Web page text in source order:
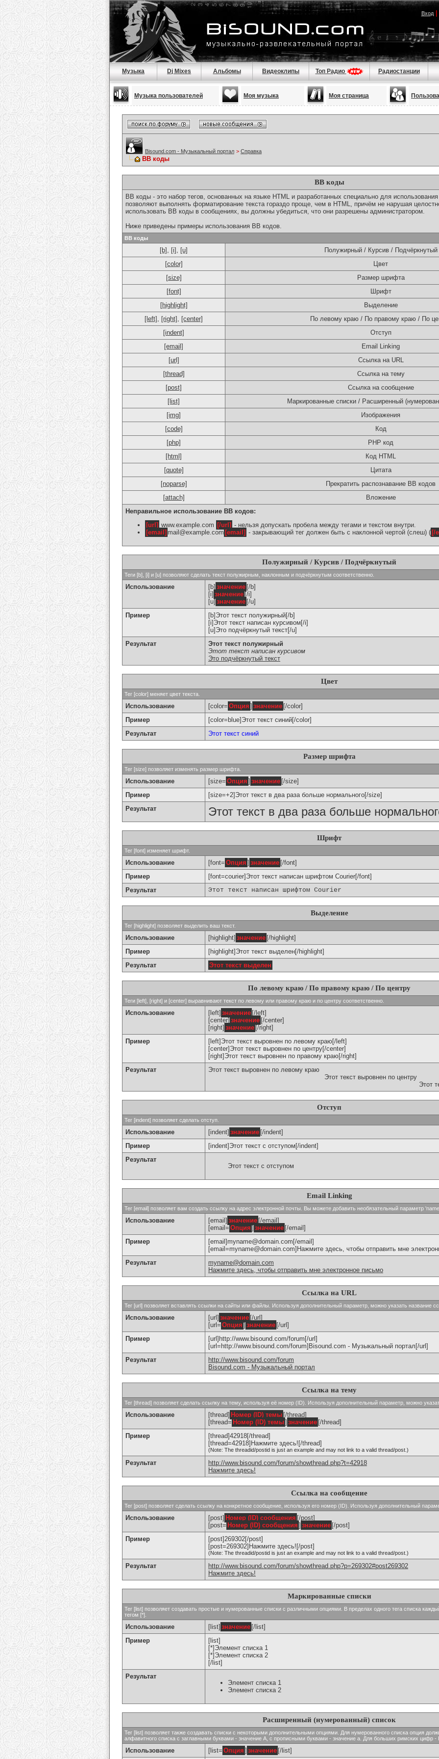
Вход|
Музыка Dj Mixes Альбомы Видеоклипы Топ Радио Радиостанции
Музыка пользователей Моя музыка Моя страница
Bisound.com - Музыкальный портал > Справка
BB коды
BB коды
BB коды - это набор тегов, основанных на языке HTML и разработанных специально для
позволяют выполнять форматирование текста гораздо проще, чем в HTML, причём не нарушая
использовать BB коды в сообщениях, вы должны убедиться, что они разрешены администратором.
Ниже приведены примеры использования BB кодов.
BB коды
[b] , [i] , [u]
Полужирный / Курсив / Подчёркнутый
[color]
Цвет
[size]
Размер шрифта
[font]
Шрифт
[highlight]
Выделение
[left] , [right] , [center]
По левому краю / По правому краю / По
[indent]
Отступ
[email]
Email Linking
[url]
Ссылка на URL
[thread]
Ссылка на тему
[post]
Ссылка на сообщение
[list]
Маркированные списки / Расширенный
[img]
Изображения
[code]
Код
[php]
PHP код
[html]
Код HTML
[quote]
Цитата
[noparse]
Прекратить распознавание BB кодов
[attach]
Вложение
Неправильное использование BB кодов:
[url] www.example.com [/url] - нельзя допускать пробела между тегами и текстом внутри.
[email] mail@example.com [email] - закрывающий тег должен быть с наклонной чертой (слеш) ( [/
Полужирный / Курсив / Подчёркнутый
Теги [b], [i] и [u] позволяют сделать текст полужирным, наклонным и подчёркнутым соответственно.
Использование [b] значение [/b]
[i] значение [/i]
[u] значение [/u]
Пример
[b]Этот текст полужирный[/b]
[i]Этот текст написан курсивом[/i]
[u]Это подчёркнутый текст[/u]
Результат
Этот текст полужирный
Этот текст написан курсивом
Это подчёркнутый текст
Цвет
Тег [color] меняет цвет текста.
Использование [color= Опция ] значение [/color]
Пример
[color=blue]Этот текст синий[/color]
Результат
Этот текст синий
Размер шрифта
Тег [size] позволяет изменять размер шрифта.
Использование [size= Опция ] значение [/size]
Пример
[size=+2]Этот текст в два раза больше нормального[/size]
Результат
Этот текст в два раза больше
Шрифт
Тег [font] изменяет шрифт.
Использование [font= Опция ] значение [/font]
Пример
[font=courier]Этот текст написан шрифтом Courier[/font]
Результат
Этот текст написан шрифтом Courier
Выделение
Тег [highlight] позволяет выделить ваш текст.
Использование [highlight] значение [/highlight]
Пример
[highlight]Этот текст выделен[/highlight]
Результат
Этот текст выделен
По левому краю / По правому краю / По центру
Теги [left], [right] и [center] выравнивают текст по левому или правому краю и по центру соответственно.
Использование [left] значение [/left]
[center] значение [/center]
[right] значение [/right]
Пример
[left]Этот текст выровнен по левому краю[/left]
[center]Этот текст выровнен по центру[/center]
[right]Этот текст выровнен по правому краю[/right]
Результат
Этот текст выровнен по левому краю
Этот текст выровнен по центру
Этот
Отступ
Тег [indent] позволяет сделать отступ.
Использование [indent] значение [/indent]
Пример
[indent]Этот текст с отступом[/indent]
Результат
Этот текст с отступом
Email Linking
Тег [email] позволяет вам создать ссылку на адрес электронной почты. Вы можете добавить необязательный параметр
Использование [email] значение [/email]
[email= Опция ] значение [/email]
Пример
[email]myname@domain.com[/email]
[email=myname@domain.com]Нажмите здесь, чтобы отправить мне
Результат
myname@domain.com
Нажмите здесь, чтобы отправить мне электронное письмо
Ссылка на URL
Тег [url] позволяет вставлять ссылки на сайты или файлы. Используя дополнительный параметр, можно указать название
Использование [url] значение [/url]
[url= Опция ] значение [/url]
Пример
[url]http://www.bisound.com/forum[/url]
[url=http://www.bisound.com/forum]Bisound.com - Музыкальный портал[/url]
Результат
http://www.bisound.com/forum
Bisound.com - Музыкальный портал
Ссылка на тему
Тег [thread] позволяет сделать ссылку на тему, используя её номер (ID). Используя дополнительный параметр, можно
Использование [thread] Номер (ID) темы [/thread]
[thread= Номер (ID) темы] значение [/thread]
Пример
[thread]42918[/thread]
[thread=42918]Нажмите здесь![/thread]
(Note: The threadid/postid is just an example and may not link to a valid thread/post.)
Результат
http://www.bisound.com/forum/showthread.php?t=42918
Нажмите здесь!
Ссылка на сообщение
Тег [post] позволяет сделать ссылку на конкретное сообщение, используя его номер (ID). Используя дополнительный
Использование [post] Номер (ID) сообщения [/post]
[post= Номер (ID) сообщения ] значение [/post]
Пример
[post]269302[/post]
[post=269302]Нажмите здесь![/post]
(Note: The threadid/postid is just an example and may not link to a valid thread/post.)
Результат
http://www.bisound.com/forum/showthread.php?p=269302#post269302
Нажмите здесь!
Маркированные списки
Тег [list] позволяет создавать простые и нумерованные списки с различными опциями. В пределах одного тега списка
тегом [*].
Использование [list] значение [/list]
Пример
[list]
[*]Элемент списка 1
[*]Элемент списка 2
[/list]
Результат
Элемент списка 1
Элемент списка 2
Расширенный (нумерованный) список
Тег [list] позволяет также создавать списки с некоторыми дополнительными опциями. Для нумерованного списка опция
алфавитного списка с заглавными буквами - значение A, с прописными буквами - значение а. Для больших римских цифр -
Использование [list= Опция ] значение [/list]